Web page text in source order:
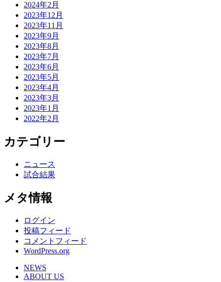
2024年2月
2023年12月
2023年11月
2023年9月
2023年8月
2023年7月
2023年6月
2023年5月
2023年4月
2023年3月
2023年1月
2022年2月
カテゴリー
ニュース
試合結果
メタ情報
ログイン
投稿フィード
コメントフィード
WordPress.org
NEWS
ABOUT US